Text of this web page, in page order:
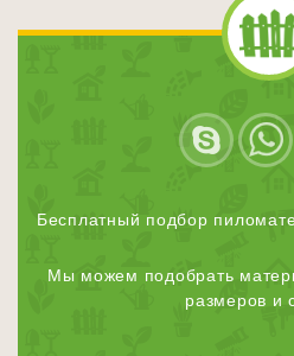
Бесплатный подбор
Мы можем подобрать
размеров и